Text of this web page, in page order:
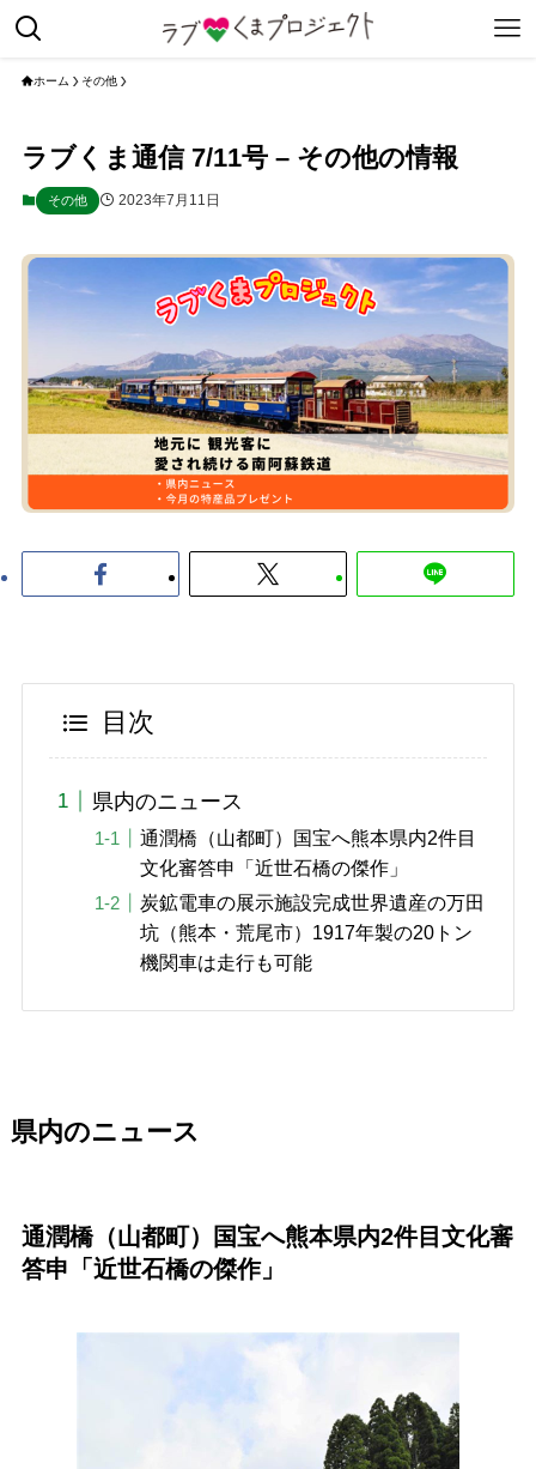
ホーム その他
ラブくま通信 7/11号 – その他の情報
その他 2023年7月11日
目次
県内のニュース
通潤橋（山都町）国宝へ熊本県内2件目
文化審答申「近世石橋の傑作」
炭鉱電車の展示施設完成世界遺産の万田
坑（熊本・荒尾市）1917年製の20トン
機関車は走行も可能
県内のニュース
通潤橋（山都町）国宝へ熊本県内2件目文化審
答申「近世石橋の傑作」